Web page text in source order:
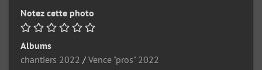
Notez cette photo
Albums
chantiers 2022 / Vence "pros" 2022